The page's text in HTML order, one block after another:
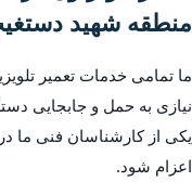
منطقه شهید
ما تمامی خدمات تعمیر
نیازی به حمل و جابجایی
یکی از کارشناسان فنی ما
اعزام شود.